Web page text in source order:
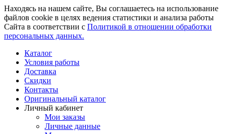
Находясь на нашем сайте, Вы соглашаетесь на использование
файлов cookie в целях ведения статистики и анализа работы
Сайта в соответствии с Политикой в отношении обработки
персональных данных.
Каталог
Условия работы
Доставка
Скидки
Контакты
Оригинальный каталог
Личный кабинет
Мои заказы
Личные данные